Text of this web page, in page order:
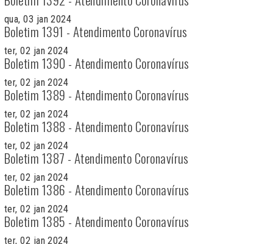
qua, 03 jan 2024
Boletim 1391 - Atendimento Coronavírus
ter, 02 jan 2024
Boletim 1390 - Atendimento Coronavírus
ter, 02 jan 2024
Boletim 1389 - Atendimento Coronavírus
ter, 02 jan 2024
Boletim 1388 - Atendimento Coronavírus
ter, 02 jan 2024
Boletim 1387 - Atendimento Coronavírus
ter, 02 jan 2024
Boletim 1386 - Atendimento Coronavírus
ter, 02 jan 2024
Boletim 1385 - Atendimento Coronavírus
ter, 02 jan 2024